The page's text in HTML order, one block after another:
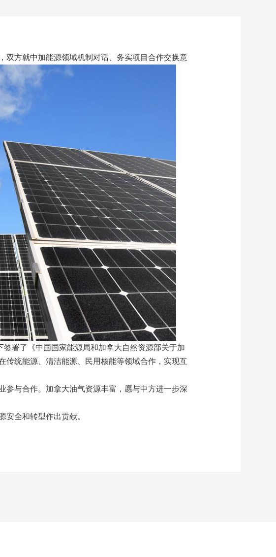
双方就中加能源领域机制对话、务实项目合作交换意
署了《中国国家能源局和加拿大自然资源部关于加
传统能源、清洁能源、民用核能等领域合作，实现互
参与合作。加拿大油气资源丰富，愿与中方进一步深
全和转型作出贡献。